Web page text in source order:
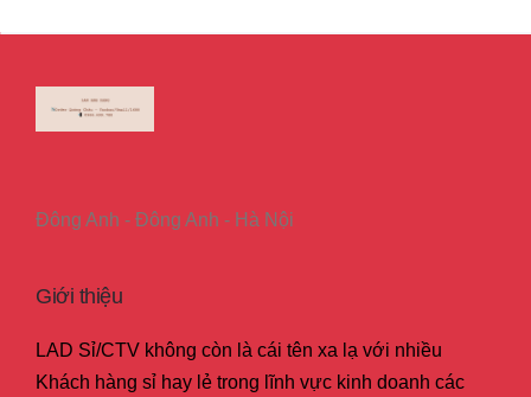
Đông Anh - Đông Anh - Hà Nội
Giới thiệu
LAD Sỉ/CTV không còn là cái tên xa lạ với nhiều
Khách hàng sỉ hay lẻ trong lĩnh vực kinh doanh các